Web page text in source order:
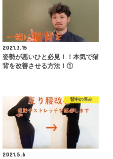
2021.3.15
姿勢が悪いひと必見！！本気で猫
背を改善させる方法！①
背中の痛み
2021.5.6